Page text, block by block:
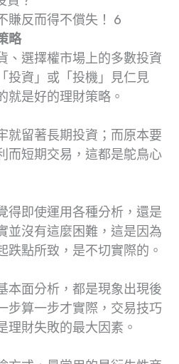
賺反而得不償失！ 6
略
、選擇權市場上的多數投資
投資」或「投機」見仁見
就是好的理財策略。
就留著長期投資；而原本要
而短期交易，這都是鴕鳥心
得即使運用各種分析，還是
並沒有這麼困難，這是因為
跌點所致，是不切實際的。
本面分析，都是現象出現後
步算一步才實際，交易技巧
理財失敗的最大因素。